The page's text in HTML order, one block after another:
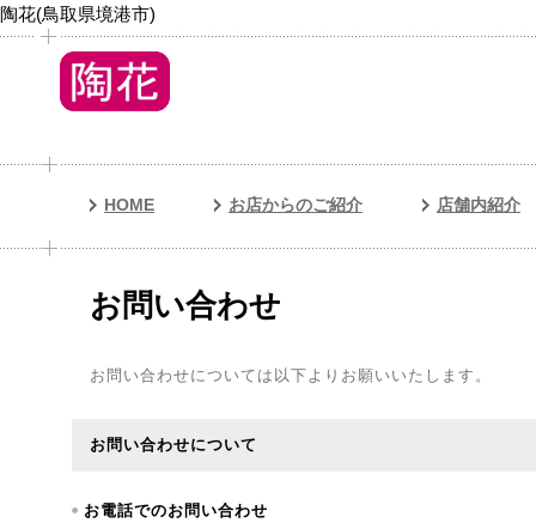
陶花(鳥取県境港市)
HOME お店からのご紹介 店舗内紹介
お問い合わせ
お問い合わせについては以下よりお願いいたします。
お問い合わせについて
お電話でのお問い合わせ